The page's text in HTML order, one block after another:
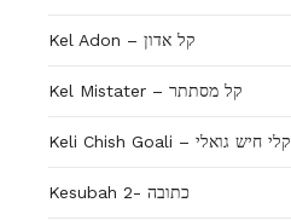
Kel Adon – קל אדון
Kel Mistater – קל מסתתר
Keli Chish Goali – קלי חיש גואלי
Kesubah 2- כתובה